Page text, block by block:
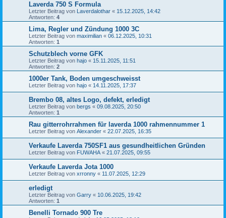
Laverda 750 S Formula
Letzter Beitrag von Laverdalothar « 15.12.2025, 14:42
Antworten: 4
Lima, Regler und Zündung 1000 3C
Letzter Beitrag von maximilian « 06.12.2025, 10:31
Antworten: 1
Schutzblech vorne GFK
Letzter Beitrag von hajo « 15.11.2025, 11:51
Antworten: 2
1000er Tank, Boden umgeschweisst
Letzter Beitrag von hajo « 14.11.2025, 17:37
Brembo 08, altes Logo, defekt, erledigt
Letzter Beitrag von bergs « 09.08.2025, 20:50
Antworten: 1
Rau gitterrohrrahmen für laverda 1000 rahmennummer 1
Letzter Beitrag von Alexander « 22.07.2025, 16:35
Verkaufe Laverda 750SF1 aus gesundheitlichen Gründen
Letzter Beitrag von FUWAHA « 21.07.2025, 09:55
Verkaufe Laverda Jota 1000
Letzter Beitrag von xrronny « 11.07.2025, 12:29
erledigt
Letzter Beitrag von Garry « 10.06.2025, 19:42
Antworten: 1
Benelli Tornado 900 Tre